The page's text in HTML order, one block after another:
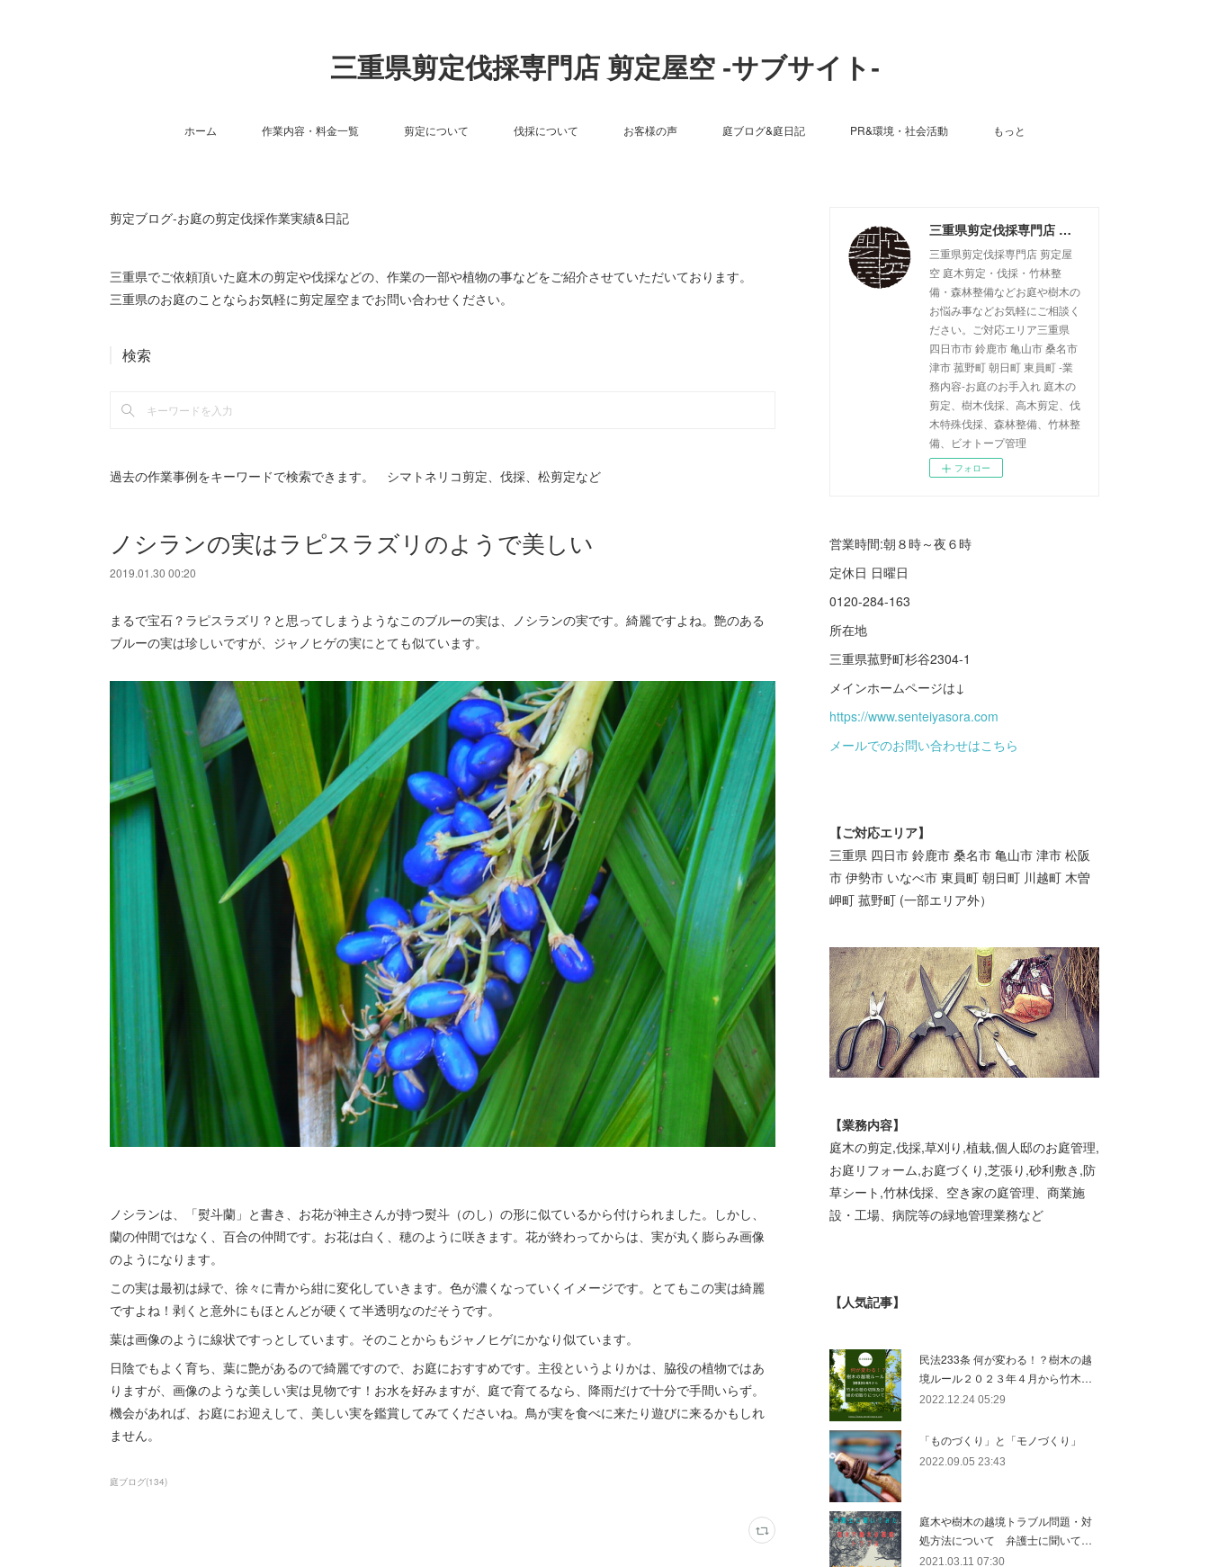
三重県剪定伐採専門店 剪定屋空 -サブサイト-
ホーム 作業内容・料金一覧 剪定について 伐採について お客様の声 庭ブログ&庭日記 PR&環境・社会活動 もっと
剪定ブログ-お庭の剪定伐採作業実績&日記
三重県でご依頼頂いた庭木の剪定や伐採などの、作業の一部や植物の事などをご紹介させていただいております。
三重県のお庭のことならお気軽に剪定屋空までお問い合わせください。
検索
過去の作業事例をキーワードで検索できます。 シマトネリコ剪定、伐採、松剪定など
ノシランの実はラピスラズリのようで美しい
2019.01.30 00:20
まるで宝石？ラピスラズリ？と思ってしまうようなこのブルーの実は、ノシランの実です。綺麗ですよね。艶のある
ブルーの実は珍しいですが、ジャノヒゲの実にとても似ています。
ノシランは、「熨斗蘭」と書き、お花が神主さんが持つ熨斗（のし）の形に似ているから付けられました。しかし、
蘭の仲間ではなく、百合の仲間です。お花は白く、穂のように咲きます。花が終わってからは、実が丸く膨らみ画像
のようになります。
この実は最初は緑で、徐々に青から紺に変化していきます。色が濃くなっていくイメージです。とてもこの実は綺麗
ですよね！剥くと意外にもほとんどが硬くて半透明なのだそうです。
葉は画像のように線状ですっとしています。そのことからもジャノヒゲにかなり似ています。
日陰でもよく育ち、葉に艶があるので綺麗ですので、お庭におすすめです。主役というよりかは、脇役の植物ではあ
りますが、画像のような美しい実は見物です！お水を好みますが、庭で育てるなら、降雨だけで十分で手間いらず。
機会があれば、お庭にお迎えして、美しい実を鑑賞してみてくださいね。鳥が実を食べに来たり遊びに来るかもしれ
ません。
庭ブログ(134)
三重県剪定伐採専門店 剪定屋空 -サブサイト-
三重県剪定伐採専門店 剪定屋
空 庭木剪定・伐採・竹林整
備・森林整備などお庭や樹木の
お悩み事などお気軽にご相談く
ださい。ご対応エリア三重県
四日市市 鈴鹿市 亀山市 桑名市
津市 菰野町 朝日町 東員町 -業
務内容-お庭のお手入れ 庭木の
剪定、樹木伐採、高木剪定、伐
木特殊伐採、森林整備、竹林整
備、ビオトープ管理
フォロー
営業時間:朝８時～夜６時
定休日 日曜日
0120-284-163
所在地
三重県菰野町杉谷2304-1
メインホームページは↓
https://www.senteiyasora.com
メールでのお問い合わせはこちら
【ご対応エリア】
三重県 四日市 鈴鹿市 桑名市 亀山市 津市 松阪
市 伊勢市 いなべ市 東員町 朝日町 川越町 木曽
岬町 菰野町 (一部エリア外）
【業務内容】
庭木の剪定,伐採,草刈り,植栽,個人邸のお庭管理,
お庭リフォーム,お庭づくり,芝張り,砂利敷き,防
草シート,竹林伐採、空き家の庭管理、商業施
設・工場、病院等の緑地管理業務など
【人気記事】
民法233条 何が変わる！？樹木の越
境ルール２０２３年４月から竹木…
2022.12.24 05:29
「ものづくり」と「モノづくり」
2022.09.05 23:43
庭木や樹木の越境トラブル問題・対
処方法について 弁護士に聞いて…
2021.03.11 07:30